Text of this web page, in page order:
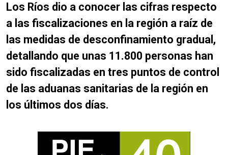
Los Ríos dio a conocer las cifras respecto
a las fiscalizaciones en la región a raíz de
las medidas de desconfinamiento gradual,
detallando que unas 11.800 personas han
sido fiscalizadas en tres puntos de control
de las aduanas sanitarias de la región en
los últimos dos días.